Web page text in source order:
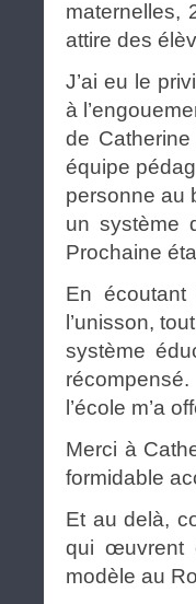
maternelles,
attire des
J’ai eu le
à
de
équipe
personne au
un système
Prochaine
En
l’unisson,
système
l’école m’a
Merci à
formidable
Et au delà,
qui œuvrent
modèle au